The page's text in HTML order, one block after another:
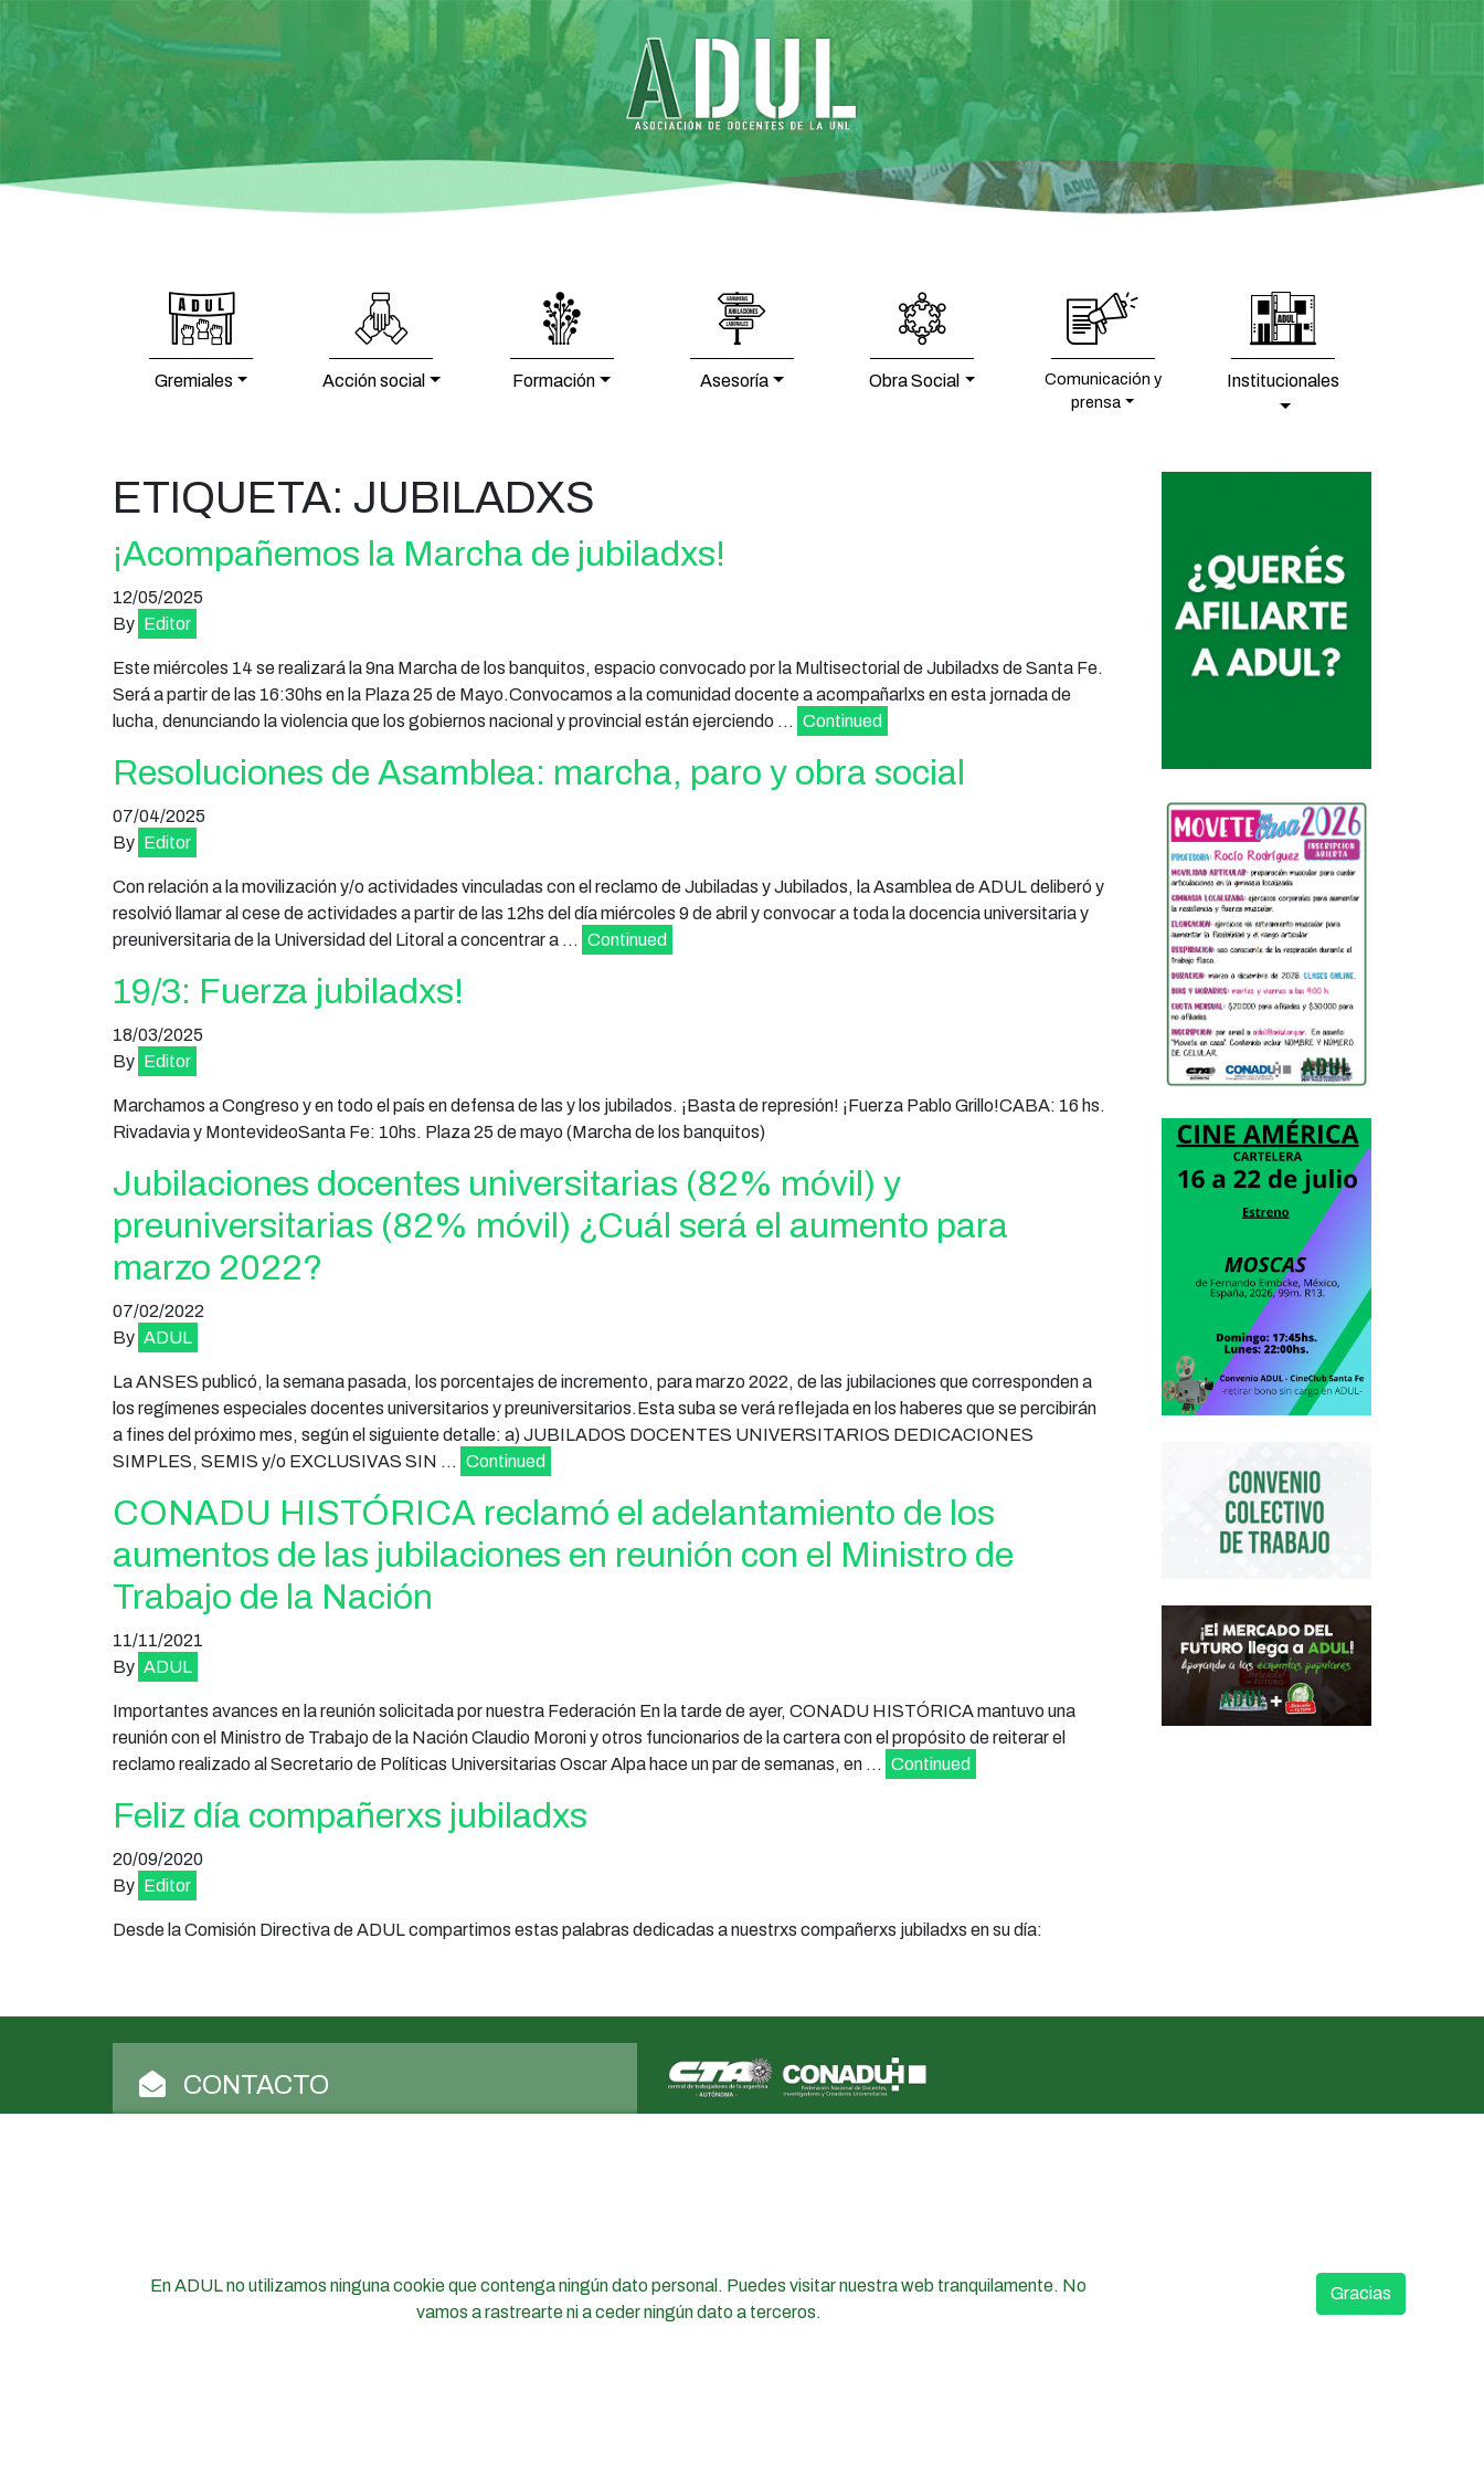
Gremiales Acción social Formación Asesoría Obra Social
Comunicación y
prensa
Institucionales
ETIQUETA: JUBILADXS
¡Acompañemos la Marcha de jubiladxs!
12/05/2025
By Editor
Este miércoles 14 se realizará la 9na Marcha de los banquitos, espacio convocado por la Multisectorial de Jubiladxs de Santa Fe.
Será a partir de las 16:30hs en la Plaza 25 de Mayo.Convocamos a la comunidad docente a acompañarlxs en esta jornada de
lucha, denunciando la violencia que los gobiernos nacional y provincial están ejerciendo … Continued
Resoluciones de Asamblea: marcha, paro y obra social
07/04/2025
By Editor
Con relación a la movilización y/o actividades vinculadas con el reclamo de Jubiladas y Jubilados, la Asamblea de ADUL deliberó y
resolvió llamar al cese de actividades a partir de las 12hs del día miércoles 9 de abril y convocar a toda la docencia universitaria y
preuniversitaria de la Universidad del Litoral a concentrar a … Continued
19/3: Fuerza jubiladxs!
18/03/2025
By Editor
Marchamos a Congreso y en todo el país en defensa de las y los jubilados. ¡Basta de represión! ¡Fuerza Pablo Grillo!CABA: 16 hs.
Rivadavia y MontevideoSanta Fe: 10hs. Plaza 25 de mayo (Marcha de los banquitos)
Jubilaciones docentes universitarias (82% móvil) y
preuniversitarias (82% móvil) ¿Cuál será el aumento para
marzo 2022?
07/02/2022
By ADUL
La ANSES publicó, la semana pasada, los porcentajes de incremento, para marzo 2022, de las jubilaciones que corresponden a
los regímenes especiales docentes universitarios y preuniversitarios.Esta suba se verá reflejada en los haberes que se percibirán
a fines del próximo mes, según el siguiente detalle: a) JUBILADOS DOCENTES UNIVERSITARIOS DEDICACIONES
SIMPLES, SEMIS y/o EXCLUSIVAS SIN … Continued
CONADU HISTÓRICA reclamó el adelantamiento de los
aumentos de las jubilaciones en reunión con el Ministro de
Trabajo de la Nación
11/11/2021
By ADUL
Importantes avances en la reunión solicitada por nuestra Federación En la tarde de ayer, CONADU HISTÓRICA mantuvo una
reunión con el Ministro de Trabajo de la Nación Claudio Moroni y otros funcionarios de la cartera con el propósito de reiterar el
reclamo realizado al Secretario de Políticas Universitarias Oscar Alpa hace un par de semanas, en … Continued
Feliz día compañerxs jubiladxs
20/09/2020
By Editor
Desde la Comisión Directiva de ADUL compartimos estas palabras dedicadas a nuestrxs compañerxs jubiladxs en su día:
CONTACTO
En ADUL no utilizamos ninguna cookie que contenga ningún dato personal. Puedes visitar nuestra web tranquilamente. No
vamos a rastrearte ni a ceder ningún dato a terceros.
Gracias